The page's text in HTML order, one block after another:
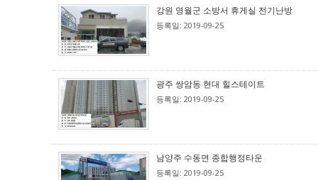
강원 영월군 소방서 휴게실 전기난방
등록일: 2019-09-25
광주 쌍암동 현대 힐스테이트
등록일: 2019-09-25
남양주 수동면 종합행정타운
등록일: 2019-09-25